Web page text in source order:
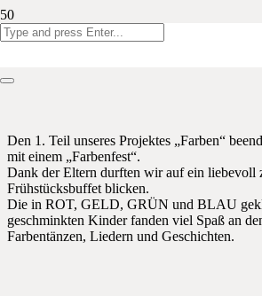
Den 1. Teil unseres Projektes „Farben“
mit einem „Farbenfest“.
Dank der Eltern durften wir auf ein liebevoll
Frühstücksbuffet blicken.
Die in ROT, GELD, GRÜN und BLAU
geschminkten Kinder fanden viel Spaß an
Farbentänzen, Liedern und Geschichten.